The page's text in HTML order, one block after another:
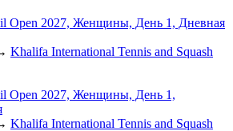
Open 2027, Женщины, День 1, Дневная
Khalifa International Tennis and Squash
Open 2027, Женщины, День 1,
Khalifa International Tennis and Squash